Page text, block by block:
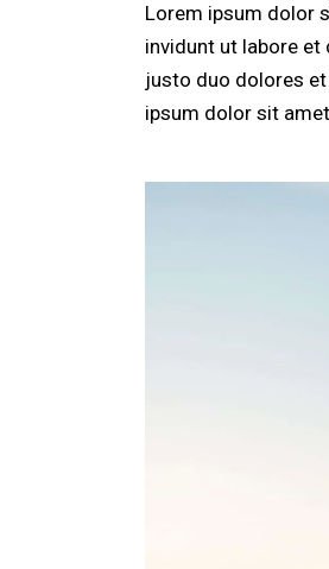
Lorem ipsum dolor
invidunt ut labore et
justo duo dolores
ipsum dolor sit